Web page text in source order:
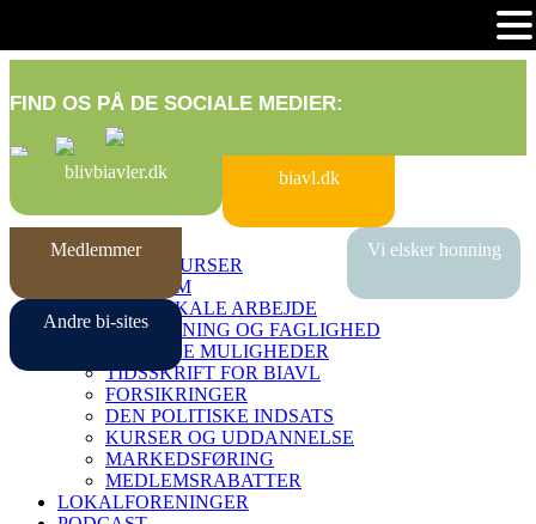
FIND OS PÅ DE SOCIALE MEDIER:
blivbiavler.dk biavl.dk
Medlemmer Vi elsker honning
Andre bi-sites
KOM I GANG
BEGYNDERKURSER
BLIV MEDLEM
DET LOKALE ARBEJDE
RÅDGIVNING OG FAGLIGHED
DIGITALE MULIGHEDER
TIDSSKRIFT FOR BIAVL
FORSIKRINGER
DEN POLITISKE INDSATS
KURSER OG UDDANNELSE
MARKEDSFØRING
MEDLEMSRABATTER
LOKALFORENINGER